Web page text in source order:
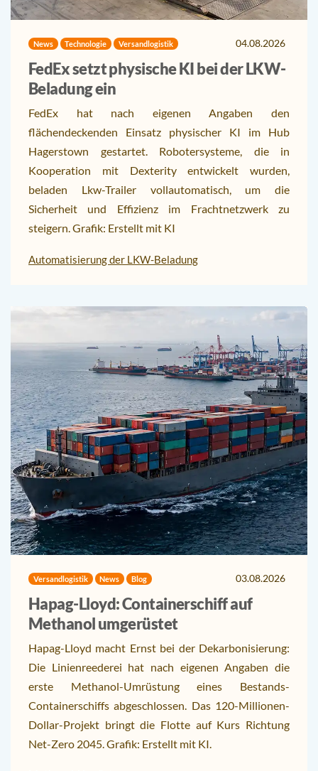
News Technologie Versandlogistik 04.08.2026
FedEx setzt physische KI bei der LKW-
Beladung ein
FedEx hat nach eigenen Angaben den
flächendeckenden Einsatz physischer KI im Hub
Hagerstown gestartet. Robotersysteme, die in
Kooperation mit Dexterity entwickelt wurden,
beladen Lkw-Trailer vollautomatisch, um die
Sicherheit und Effizienz im Frachtnetzwerk zu
steigern. Grafik: Erstellt mit KI
Automatisierung der LKW-Beladung
Versandlogistik News Blog 03.08.2026
Hapag-Lloyd: Containerschiff auf
Methanol umgerüstet
Hapag-Lloyd macht Ernst bei der Dekarbonisierung:
Die Linienreederei hat nach eigenen Angaben die
erste Methanol-Umrüstung eines Bestands-
Containerschiffs abgeschlossen. Das 120-Millionen-
Dollar-Projekt bringt die Flotte auf Kurs Richtung
Net-Zero 2045. Grafik: Erstellt mit KI.